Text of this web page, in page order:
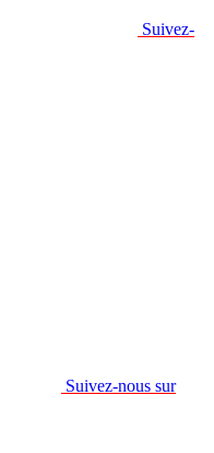
Suivez-
Suivez-nous sur